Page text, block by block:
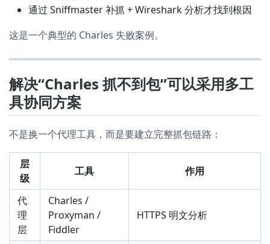
通过 Sniffmaster 补抓 + Wireshark 分析才找到根因
这是一个典型的 Charles 失败案例。
解决“Charles 抓不到包”可以采用多工
具协同方案
不是换一个代理工具，而是要建立完整抓包链路：
层
级
工具 作用
代
理
层
Charles /
Proxyman /
Fiddler
HTTPS 明文分析